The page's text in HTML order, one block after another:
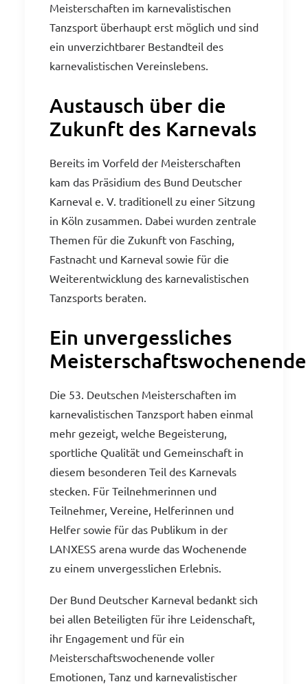
Meisterschaften im karnevalistischen
Tanzsport überhaupt erst möglich und sind
ein unverzichtbarer Bestandteil des
karnevalistischen Vereinslebens.
Austausch über die
Zukunft des Karnevals
Bereits im Vorfeld der Meisterschaften
kam das Präsidium des Bund Deutscher
Karneval e. V. traditionell zu einer Sitzung
in Köln zusammen. Dabei wurden zentrale
Themen für die Zukunft von Fasching,
Fastnacht und Karneval sowie für die
Weiterentwicklung des karnevalistischen
Tanzsports beraten.
Ein unvergessliches
Meisterschaftswochenende
Die 53. Deutschen Meisterschaften im
karnevalistischen Tanzsport haben einmal
mehr gezeigt, welche Begeisterung,
sportliche Qualität und Gemeinschaft in
diesem besonderen Teil des Karnevals
stecken. Für Teilnehmerinnen und
Teilnehmer, Vereine, Helferinnen und
Helfer sowie für das Publikum in der
LANXESS arena wurde das Wochenende
zu einem unvergesslichen Erlebnis.
Der Bund Deutscher Karneval bedankt sich
bei allen Beteiligten für ihre Leidenschaft,
ihr Engagement und für ein
Meisterschaftswochenende voller
Emotionen, Tanz und karnevalistischer